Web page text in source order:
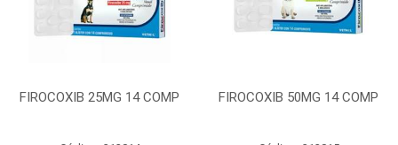
FIROCOXIB 25MG 14 COMP FIROCOXIB 50MG 14 COMP